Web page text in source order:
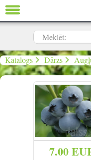
Meklēt:
Katalogs Dārzs
7.00
AIZVĒRT
Dārzs (637)
De Luxe (15)
Izpārdošana (59)
Ziemassvētki &